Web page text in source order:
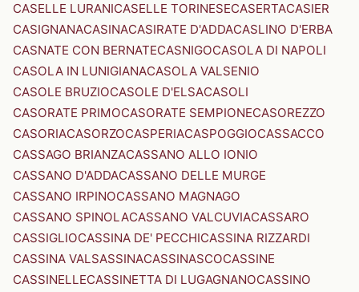
CASELLE LURANICASELLE TORINESECASERTACASIER
CASIGNANACASINACASIRATE D'ADDACASLINO D'ERBA
CASNATE CON BERNATECASNIGOCASOLA DI NAPOLI
CASOLA IN LUNIGIANACASOLA VALSENIO
CASOLE BRUZIOCASOLE D'ELSACASOLI
CASORATE PRIMOCASORATE SEMPIONECASOREZZO
CASORIACASORZOCASPERIACASPOGGIOCASSACCO
CASSAGO BRIANZACASSANO ALLO IONIO
CASSANO D'ADDACASSANO DELLE MURGE
CASSANO IRPINOCASSANO MAGNAGO
CASSANO SPINOLACASSANO VALCUVIACASSARO
CASSIGLIOCASSINA DE' PECCHICASSINA RIZZARDI
CASSINA VALSASSINACASSINASCOCASSINE
CASSINELLECASSINETTA DI LUGAGNANOCASSINO